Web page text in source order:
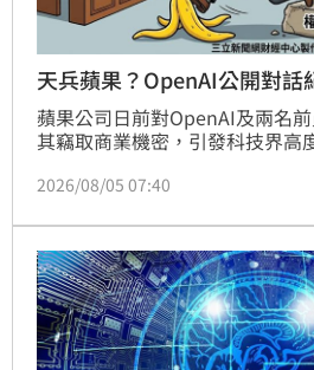
天兵蘋果？OpenAI公開對話
蘋果公司日前對OpenAI及兩名
其竊取商業機密，引發科技界高
更公開iMessage對話與郵件紀錄
主動請求協助，而離職帳號權限
部疏失。此外，OpenAI更踢爆
員工姓氏寄錯信件，更在長達五
告，直批此舉草率且針對個人。
人才爭奪的法律攻防戰，隨著雙
判決將成為科技產業關注焦點。
2026/08/05 07:40